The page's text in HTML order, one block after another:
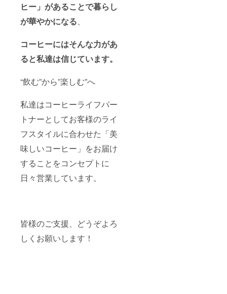
ヒー」があることで暮らし
が華やかになる、
コーヒーにはそんな力があ
ると私達は信じています。
“飲む”から”楽しむ”へ
私達はコーヒーライフパー
トナーとしてお客様のライ
フスタイルに合わせた「美
味しいコーヒー」をお届け
することをコンセプトに
日々営業しています。
皆様のご支援、どうぞよろ
しくお願いします！